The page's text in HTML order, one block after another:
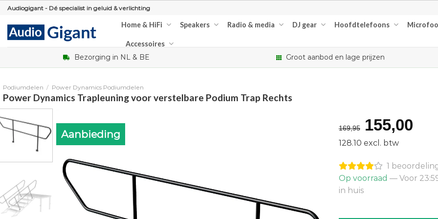
Skip
content
Audiogigant - Dé specialist in geluid & verlichting
Home & HiFi Speakers Radio & media DJ gear Hoofdtelefoons
Accessoires
Bezorging in NL & BE Groot aanbod en lage prijzen
Podiumdelen / Power Dynamics Podiumdelen
Power Dynamics Trapleuning voor verstelbare Podium Trap Rechts
Aanbieding 169,95
prijs
was:
€169,95.
155,00
128.10 excl. btw
1
Op voorraad — Voor
in huis